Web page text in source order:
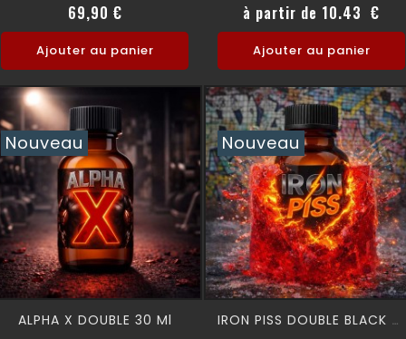
69,90 €Prix normal
Prix
Ajouter au panier
à partir de 10.43 €
Ajouter au panier
Nouveau
ALPHA X DOUBLE 30 Ml
Nouveau
IRON PISS DOUBLE BLACK 26 Ml